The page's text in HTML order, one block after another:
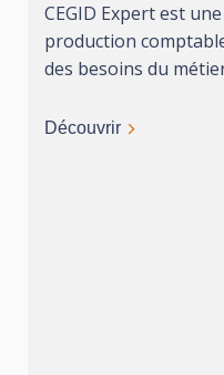
CEGID Expert est
production
des besoins du
Découvrir